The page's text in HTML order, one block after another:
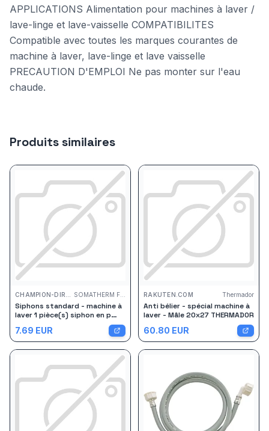
APPLICATIONS Alimentation pour machines à laver /
lave-linge et lave-vaisselle COMPATIBILITES
Compatible avec toutes les marques courantes de
machine à laver, lave-linge et lave vaisselle
PRECAUTION D'EMPLOI Ne pas monter sur l'eau
chaude.
Produits similaires
SOMATHERM FOR YOU
Siphons standard - machine à
laver 1 pièce(s) siphon en p
standard sortie horizontale ø
40mm - somatherm for you
7.69 EUR
RAKUTEN.COM Thermador
Anti bélier - spécial machine à
laver - Mâle 20x27 THERMADOR
60.80 EUR